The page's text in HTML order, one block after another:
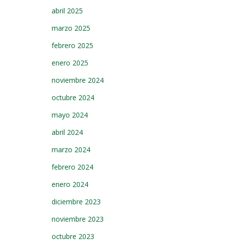
abril 2025
marzo 2025
febrero 2025
enero 2025
noviembre 2024
octubre 2024
mayo 2024
abril 2024
marzo 2024
febrero 2024
enero 2024
diciembre 2023
noviembre 2023
octubre 2023